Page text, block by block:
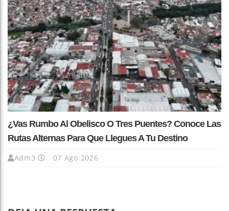
¿Vas Rumbo Al Obelisco O Tres Puentes? Conoce Las
Rutas Alternas Para Que Llegues A Tu Destino
Adm3 07 Ago 2026